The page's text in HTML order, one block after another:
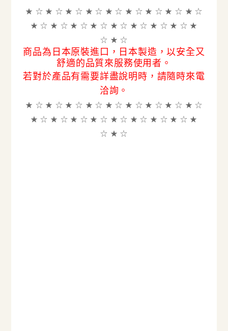
★ ☆ ★ ☆ ★ ☆ ★ ☆ ★ ☆ ★ ☆ ★ ☆ ★ ☆ ★ ☆
★ ☆ ★ ☆ ★ ☆ ★ ☆ ★ ☆ ★ ☆ ★ ☆ ★ ☆ ★
☆ ★ ☆
商品為日本原裝進口，日本製造，以安全又
舒適的品質來服務使用者。
若對於產品有需要詳盡說明時，請隨時來電
洽詢。
★ ☆ ★ ☆ ★ ☆ ★ ☆ ★ ☆ ★ ☆ ★ ☆ ★ ☆ ★ ☆
★ ☆ ★ ☆ ★ ☆ ★ ☆ ★ ☆ ★ ☆ ★ ☆ ★ ☆ ★
☆ ★ ☆